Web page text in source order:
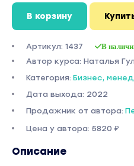
В корзину
Артикул: 1437 В
Автор курса: Наталья
Категория: Бизнес,
Дата выхода: 2022
Продажник от автора:
Цена у автора: 5820 ₽
Описание